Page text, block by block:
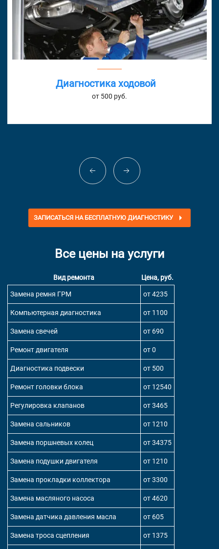
Диагностика ходовой
от 500 руб.
ЗАПИСАТЬСЯ НА БЕСПЛАТНУЮ ДИАГНОСТИКУ
Все цены на услуги
Вид ремонта
Цена, руб.
Замена ремня ГРМ
от 4235
Компьютерная диагностика от 1100
Замена свечей от 690
Ремонт двигателя от 0
Диагностика подвески от 500
Ремонт головки блока от 12540
Регулировка клапанов от 3465
Замена сальников от 1210
Замена поршневых колец от 34375
Замена подушки двигателя от 1210
Замена прокладки коллектора от 3300
Замена масляного насоса от 4620
Замена датчика давления масла от 605
Замена троса сцепления от 1375